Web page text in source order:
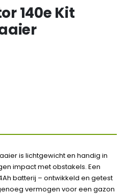
140e Kit
is lichtgewicht en handig in
impact met obstakels. Een
batterij – ontwikkeld en getest
vermogen voor een gazon